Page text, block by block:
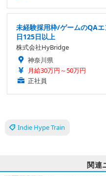
未経験採用枠/ゲームのQA
日125日以上
株式会社HyBridge
神奈川県
月給30万円～50万円
正社員
Indie Hype Train
関連